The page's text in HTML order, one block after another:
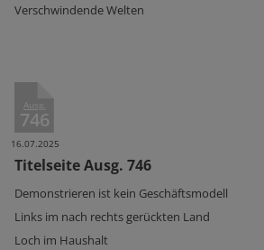
Verschwindende Welten
Ausg.
746
16.07.2025
Titelseite Ausg. 746
Demonstrieren ist kein Geschäftsmodell
Links im nach rechts gerückten Land
Loch im Haushalt